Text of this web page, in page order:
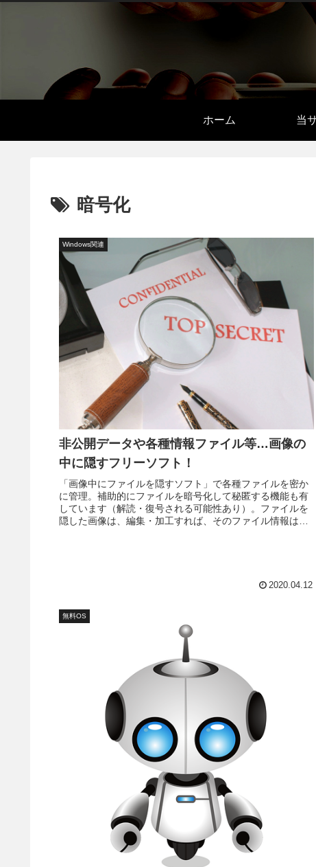
ホーム 当
暗号化
Windows関連
非公開データや各種情報ファイル等…画像の
中に隠すフリーソフト！
「画像中にファイルを隠すソフト」で各種ファイルを密か
に管理。補助的にファイルを暗号化して秘匿する機能も有
しています（解読・復号される可能性あり）。ファイルを
隠した画像は、編集・加工すれば、そのファイル情報は消
2020.04.12
無料OS